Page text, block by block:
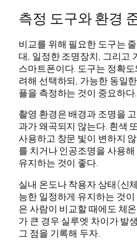
측정 도구와 환경
비교를 위해 필요한 도구는
대, 일정한 조명장치, 그리고
스마트폰이다. 도구는 정확
려해 선택하되, 가능한 동일
플을 측정하는 것이 중요하다.
촬영 환경은 배경과 조명을
과가 왜곡되지 않는다. 흰색
사용하고 창문 빛이 변하지
를 치거나 인공조명을 사용
유지하는 것이 좋다.
실내 온도나 착용자 상태(신
능한 일정하게 유지하는 것
은 사람이 비교할 때에도 체
가 큰 경우 실루엣 차이가 발
그 점을 기록해 두자.